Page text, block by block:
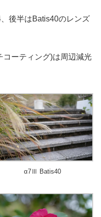
後半はBatis40のレンズ
ーティング)は周辺減光
α7Ⅲ Batis40